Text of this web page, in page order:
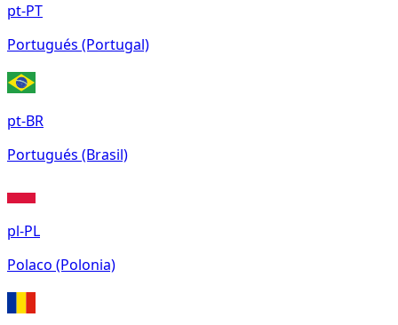
pt-PT
Portugués (Portugal)
pt-BR
Portugués (Brasil)
pl-PL
Polaco (Polonia)